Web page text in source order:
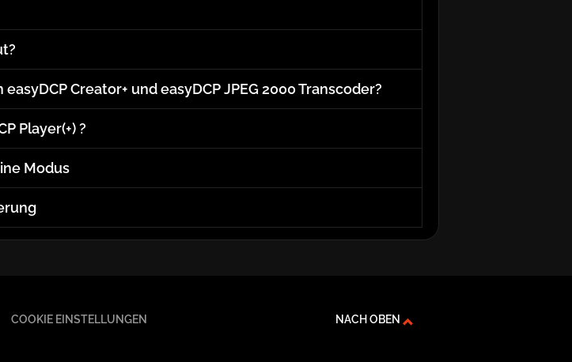
Creator+ und easyDCP JPEG 2000 Transcoder?
Player(+) ?
Modus
COOKIE EINSTELLUNGEN NACH OBEN